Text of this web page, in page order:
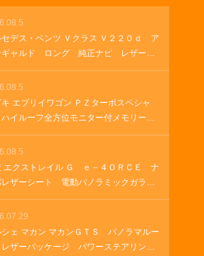
セデス・ベンツ Ｖクラス Ｖ２２０ｄ ア
ギャルド ロング 純正ナビ レザーシ
両側パワースライド 電動シート ブ
スターサウンド フルセグＴＶ 純正１
ンチアルミホイール クルーズコントロ
パドルシフト パワーゲート ＵＳＢ
キ エブリイワゴン ＰＺターボスペシャ
イルーフ全方位モニター付メモリーナ
方位モニター付きナビゲーション Ｈ
Ｉ ＵＳＢソケット ステアリングヒー
両側パワースライド オートステッ
ートステップ クルーズコントロー
エクストレイル Ｇ ｅ－４ＯＲＣＥ ナ
レザーシート 電動パノラミックガラス
フ 純正１２．３インチナビ ＥＴＣ
０ ルーフレール 純正ナビ プロパイ
ト メモリーナビゲーション ＬＥＤヘ
ランプ オートマチックハイビーム 車
シェ マカン マカンＧＴＳ パノラマルー
ザーパッケージ パワーステアリング